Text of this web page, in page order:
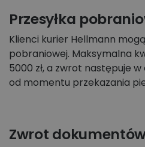
Przesyłka
Klienci kurier Hellmann
pobraniowej. Maksymalna
5000 zł, a zwrot następuje
od momentu przekazania
Zwrot